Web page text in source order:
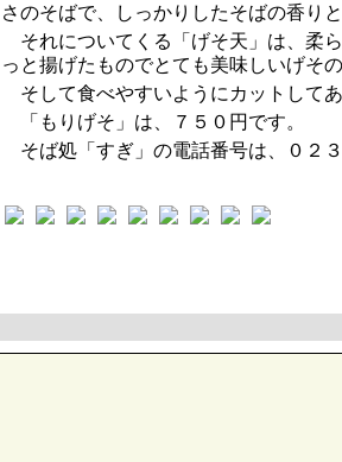
さのそばで、しっかりしたそばの香り
それについてくる「げそ天」は、柔
っと揚げたものでとても美味しいげそ
そして食べやすいようにカットしてあ
「もりげそ」は、７５０円です。
そば処「すぎ」の電話番号は、０２